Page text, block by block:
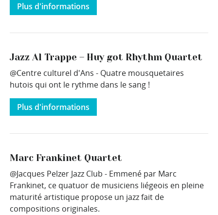
Plus d'informations
Jazz Al Trappe – Huy got Rhythm Quartet
@Centre culturel d'Ans - Quatre mousquetaires
hutois qui ont le rythme dans le sang !
Plus d'informations
Marc Frankinet Quartet
@Jacques Pelzer Jazz Club - Emmené par Marc
Frankinet, ce quatuor de musiciens liégeois en pleine
maturité artistique propose un jazz fait de
compositions originales.